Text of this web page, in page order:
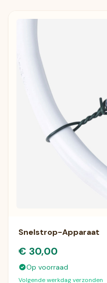
Snelstrop-Apparaat
€ 30,00
Op voorraad
Volgende werkdag verzonden